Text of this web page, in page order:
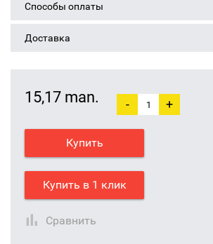
Способы оплаты
Доставка
15,17 man. - +
Купить
Купить в 1 клик
Сравнить